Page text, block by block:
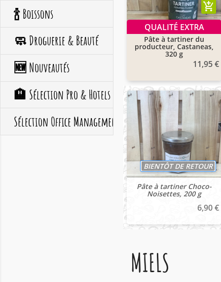
🍾 Boissons
🧼 Droguerie & Beauté
🆕 Nouveautés
🏨 Sélection Pro & Hotels
Sélection Office Management
QUALITÉ EXTRA
Pâte à tartiner du
producteur, Castaneas,
320 g
add_shopping_cart
11,95 €
Pâte à tartiner Choco-
Noisettes, 200 g
BIENTÔT DE RETOUR
6,90 €
MIELS